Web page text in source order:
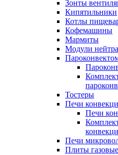
Зонты
Кипятильники
Котлы
Кофемашины
Мармиты
Модули
Тостеры
Печи
Печи
Печи
Плиты газовые